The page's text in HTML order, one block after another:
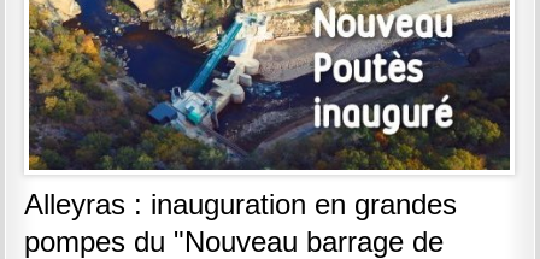
Alleyras : inauguration en grandes
pompes du "Nouveau barrage de